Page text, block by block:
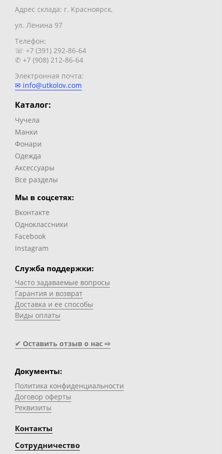
Адрес склада: г. Красноярск,
ул. Ленина 97
Телефон:
☏ +7 (391) 292-86-64
✆ +7 (908) 212-86-64
Электронная почта:
✉ info@utkolov.com
Каталог:
Чучела
Манки
Фонари
Одежда
Аксессуары
Все разделы
Мы в соцсетях:
Вконтакте
Одноклассники
Facebook
Instagram
Служба поддержки:
Часто задаваемые вопросы
Гарантия и возврат
Доставка и ее способы
Виды оплаты
✔ Оставить отзыв о нас ⇨
Документы:
Политика конфиденциальности
Договор оферты
Реквизиты
Контакты
Сотрудничество